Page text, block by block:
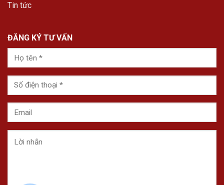
Tin tức
ĐĂNG KÝ TƯ VẤN